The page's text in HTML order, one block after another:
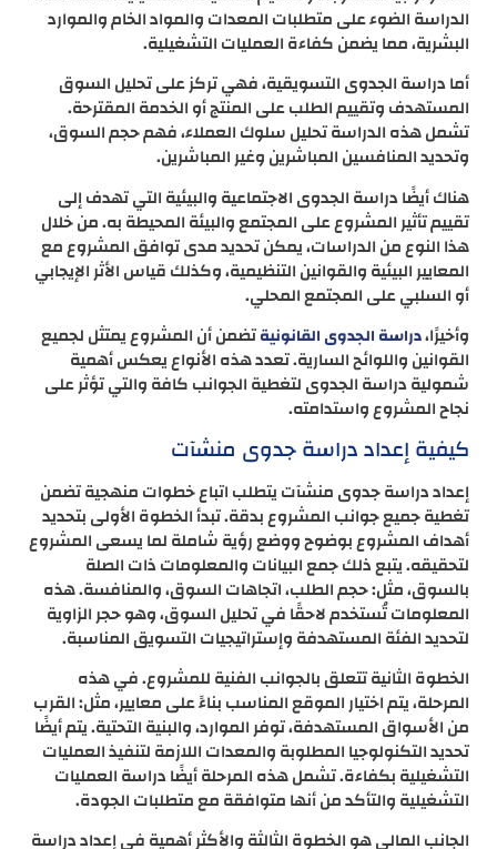
الدراسة الضوء على متطلبات المعدات والمواد الخام والموارد
البشرية، مما يضمن كفاءة العمليات التشغيلية.
أما دراسة الجدوى التسويقية، فهي تركز على تحليل السوق
المستهدف وتقييم الطلب على المنتج أو الخدمة المقترحة.
تشمل هذه الدراسة تحليل سلوك العملاء، فهم حجم السوق،
وتحديد المنافسين المباشرين وغير المباشرين.
هناك أيضًا دراسة الجدوى الاجتماعية والبيئية التي تهدف إلى
تقييم تأثير المشروع على المجتمع والبيئة المحيطة به. من خلال
هذا النوع من الدراسات، يمكن تحديد مدى توافق المشروع مع
المعايير البيئية والقوانين التنظيمية، وكذلك قياس الأثر الإيجابي
أو السلبي على المجتمع المحلي.
وأخيرًا،دراسة الجدوى القانونيةتضمن أن المشروع يمتثل لجميع
القوانين واللوائح السارية. تعدد هذه الأنواع يعكس أهمية
شمولية دراسة الجدوى لتغطية الجوانب كافة والتي تؤثر على
نجاح المشروع واستدامته.
كيفية إعداد دراسة جدوى منشآت
إعداد دراسة جدوى منشآت يتطلب اتباع خطوات منهجية تضمن
تغطية جميع جوانب المشروع بدقة. تبدأ الخطوة الأولى بتحديد
أهداف المشروع بوضوح ووضع رؤية شاملة لما يسعى المشروع
لتحقيقه. يتبع ذلك جمع البيانات والمعلومات ذات الصلة
بالسوق، مثل: حجم الطلب، اتجاهات السوق، والمنافسة. هذه
المعلومات تُستخدم لاحقًا في تحليل السوق، وهو حجر الزاوية
لتحديد الفئة المستهدفة وإستراتيجيات التسويق المناسبة.
الخطوة الثانية تتعلق بالجوانب الفنية للمشروع. في هذه
المرحلة، يتم اختيار الموقع المناسب بناءً على معايير، مثل: القرب
من الأسواق المستهدفة، توفر الموارد، والبنية التحتية. يتم أيضًا
تحديد التكنولوجيا المطلوبة والمعدات اللازمة لتنفيذ العمليات
التشغيلية بكفاءة. تشمل هذه المرحلة أيضًا دراسة العمليات
التشغيلية والتأكد من أنها متوافقة مع متطلبات الجودة.
الجانب المالي هو الخطوة الثالثة والأكثر أهمية في إعداد دراسة